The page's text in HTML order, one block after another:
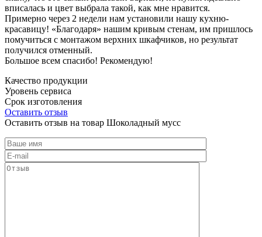
вписалась и цвет выбрала такой, как мне нравится.
Примерно через 2 недели нам установили нашу кухню-
красавицу! «Благодаря» нашим кривым стенам, им пришлось
помучиться с монтажом верхних шкафчиков, но результат
получился отменный.
Большое всем спасибо! Рекомендую!
Качество продукции
Уровень сервиса
Срок изготовления
Оставить отзыв
Оставить отзыв на товар Шоколадный мусс